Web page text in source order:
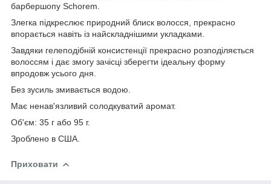
барбершопу Schorem.
Злегка підкреслює природний блиск волосся, прекрасно
впорається навіть із найскладнішими укладками.
Завдяки гелеподібній консистенції прекрасно розподіляється
волоссям і дає змогу зачісці зберегти ідеальну форму
впродовж усього дня.
Без зусиль змивається водою.
Має ненав'язливий солодкуватий аромат.
Об'єм: 35 г або 95 г.
Зроблено в США.
Приховати